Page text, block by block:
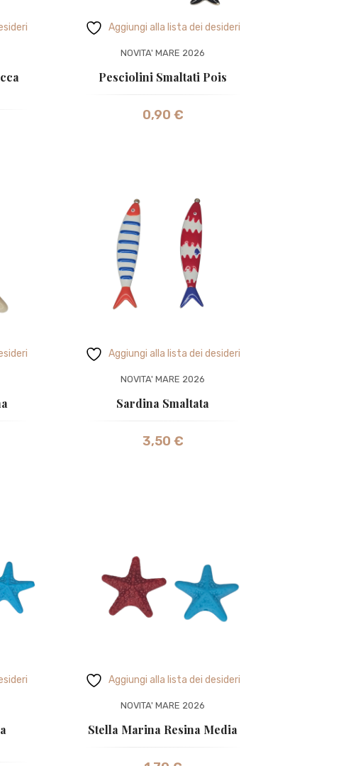
Aggiungi alla lista dei desideri
NOVITA' MARE 2026
Pesciolini Smaltati Pois
0,90 €
Aggiungi alla lista dei desideri
NOVITA' MARE 2026
Sardina Smaltata
3,50 €
Aggiungi alla lista dei desideri
NOVITA' MARE 2026
Stella Marina Resina Media